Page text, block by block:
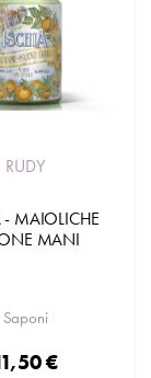
RUDY
- MAIOLICHE
MANI
Saponi
€